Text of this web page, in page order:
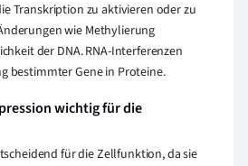
Transkription zu aktivieren oder zu
wie Methylierung
der DNA. RNA-Interferenzen
bestimmter Gene in Proteine.
wichtig für die
für die Zellfunktion, da sie